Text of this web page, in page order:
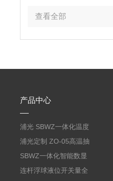
查看全部
产品中心
浦光 SBWZ一体化温度
变送器传感器 防爆热电
阻PT100 数显远传4-
20mA2
浦光定制 ZO-05高温抽
气式氧化锆分析仪 防爆
耐腐蚀检测仪
SBWZ一体化智能数显
温度变送器传感器防爆
连杆浮球液位开关量全